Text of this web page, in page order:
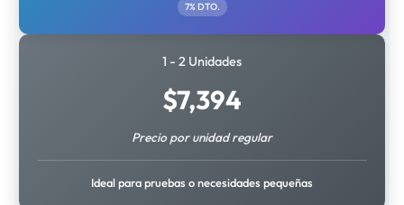
7% DTO.
1 - 2 Unidades
$7,394
Precio por unidad regular
Ideal para pruebas o necesidades pequeñas